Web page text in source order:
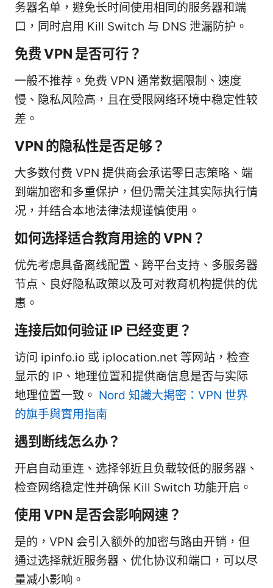
务器名单，避免长时间使用相同的服务器和端
口，同时启用 Kill Switch 与 DNS 泄漏防护。
免费 VPN 是否可行？
一般不推荐。免费 VPN 通常数据限制、速度
慢、隐私风险高，且在受限网络环境中稳定性较
差。
VPN 的隐私性是否足够？
大多数付费 VPN 提供商会承诺零日志策略、端
到端加密和多重保护，但仍需关注其实际执行情
况，并结合本地法律法规谨慎使用。
如何选择适合教育用途的 VPN？
优先考虑具备离线配置、跨平台支持、多服务器
节点、良好隐私政策以及可对教育机构提供的优
惠。
连接后如何验证 IP 已经变更？
访问 ipinfo.io 或 iplocation.net 等网站，检查
显示的 IP、地理位置和提供商信息是否与实际
地理位置一致。 Nord 知識大揭密：VPN 世界
的旗手與實用指南
遇到断线怎么办？
开启自动重连、选择邻近且负载较低的服务器、
检查网络稳定性并确保 Kill Switch 功能开启。
使用 VPN 是否会影响网速？
是的，VPN 会引入额外的加密与路由开销，但
通过选择就近服务器、优化协议和端口，可以尽
量减小影响。